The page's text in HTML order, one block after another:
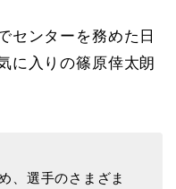
センターを務めた日
に入りの篠原倖太朗
、選手のさまざま